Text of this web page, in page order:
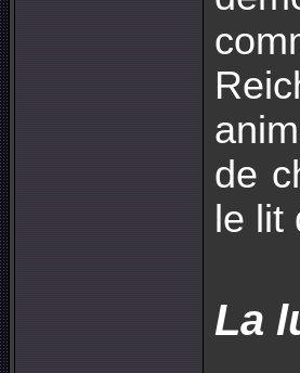
de
le
La